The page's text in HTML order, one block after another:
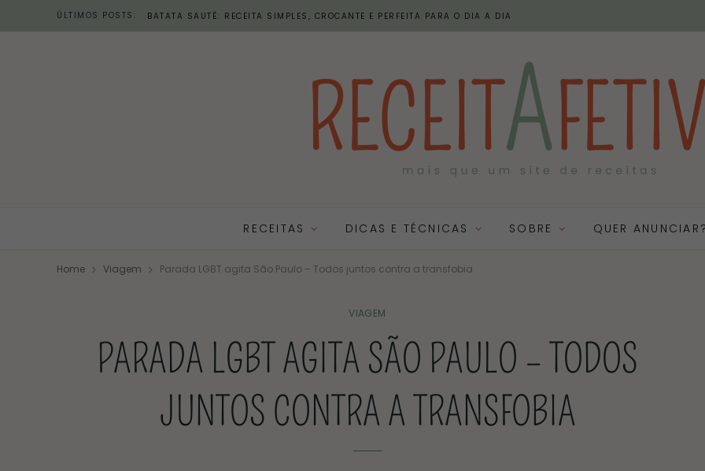
ÚLTIMOS POSTS: BATATA SAUTÉ: RECEITA SIMPLES, CROCANTE E PERFEITA PARA O DIA A DIA
RECEITAS DICAS E TÉCNICAS SOBRE QUER ANUNCIAR?
Home Viagem Parada LGBT agita São Paulo – Todos juntos contra a transfobia
VIAGEM
PARADA LGBT AGITA SÃO PAULO – TODOS
JUNTOS CONTRA A TRANSFOBIA